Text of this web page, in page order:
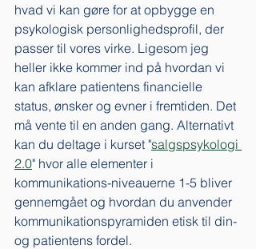
hvad vi kan gøre for at opbygge en
psykologisk personlighedsprofil, der
passer til vores virke. Ligesom jeg
heller ikke kommer ind på hvordan vi
kan afklare patientens financielle
status, ønsker og evner i fremtiden. Det
må vente til en anden gang. Alternativt
kan du deltage i kurset "salgspsykologi
2.0" hvor alle elementer i
kommunikations-niveauerne 1-5 bliver
gennemgået og hvordan du anvender
kommunikationspyramiden etisk til din-
og patientens fordel.